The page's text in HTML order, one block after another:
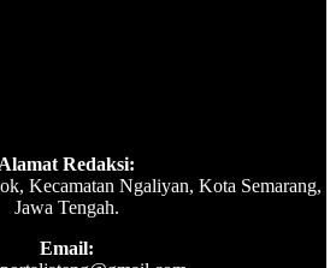
Alamat Redaksi:
Kecamatan Ngaliyan, Kota Semarang,
Jawa Tengah.
Email: